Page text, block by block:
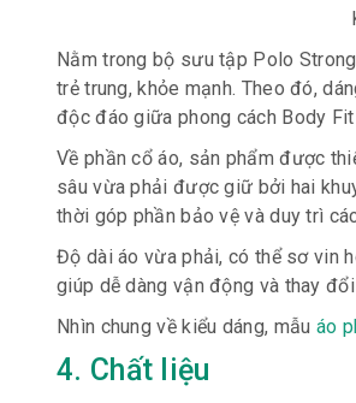
Nằm trong bộ sưu tập Polo
trẻ trung, khỏe mạnh. Theo đó,
độc đáo giữa phong cách Body
Về phần cổ áo, sản phẩm được
sâu vừa phải được giữ bởi hai
thời góp phần bảo vệ và duy trì
Độ dài áo vừa phải, có thể sơ vin
giúp dễ dàng vận động và thay
Nhìn chung về kiểu dáng, mẫu áo
4. Chất liệu